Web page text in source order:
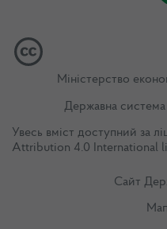
Міністерство
Державна система
Увесь вміст доступний за
Attribution 4.0 International
Сайт